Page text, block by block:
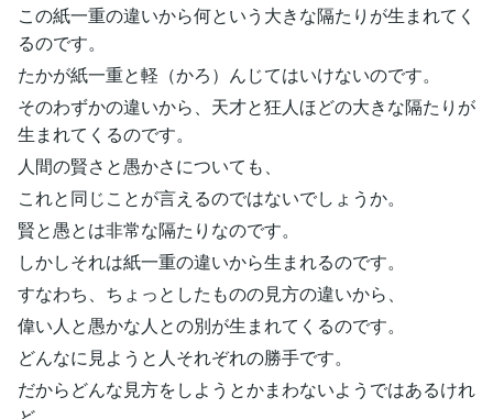
この紙一重の違いから何という大きな隔たりが生まれてく
るのです。
たかが紙一重と軽（かろ）んじてはいけないのです。
そのわずかの違いから、天才と狂人ほどの大きな隔たりが
生まれてくるのです。
人間の賢さと愚かさについても、
これと同じことが言えるのではないでしょうか。
賢と愚とは非常な隔たりなのです。
しかしそれは紙一重の違いから生まれるのです。
すなわち、ちょっとしたものの見方の違いから、
偉い人と愚かな人との別が生まれてくるのです。
どんなに見ようと人それぞれの勝手です。
だからどんな見方をしようとかまわないようではあるけれ